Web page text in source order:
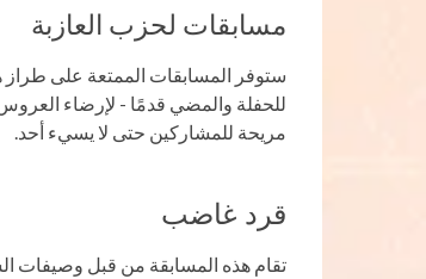
مسابقات لحزب العازبة
ستوفر المسابقات الممتعة على
للحفلة والمضي قدمًا - لإرضاء
مريحة للمشاركين حتى لا يسيء أحد.
قرد غاضب
تقام هذه المسابقة من قبل وصيفات